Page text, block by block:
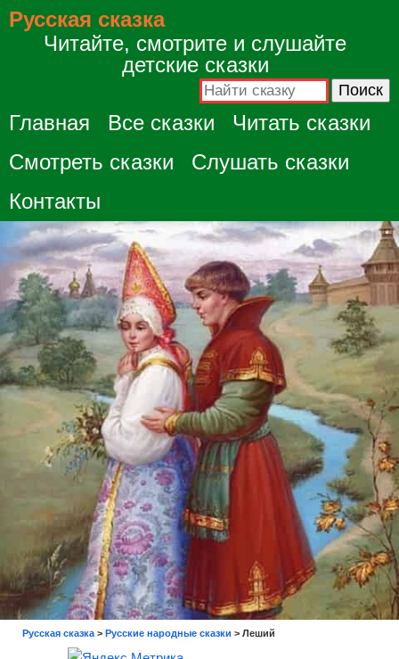
Русская сказка
Читайте, смотрите и слушайте
детские сказки
Главная Все сказки
Читать сказки
Смотреть сказки
Слушать сказки
Контакты
Русская сказка > Русские народные сказки > Леший